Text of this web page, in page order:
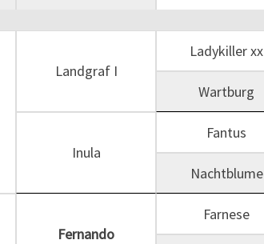
Landgraf I
Ladykiller xx
Wartburg
Inula
Fantus
Nachtblume
Fernando
Farnese